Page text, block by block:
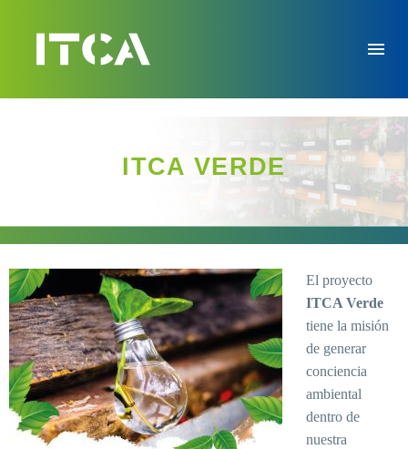
ITCA VERDE
El proyecto
ITCA Verde
tiene la misión
de generar
conciencia
ambiental
dentro de
nuestra